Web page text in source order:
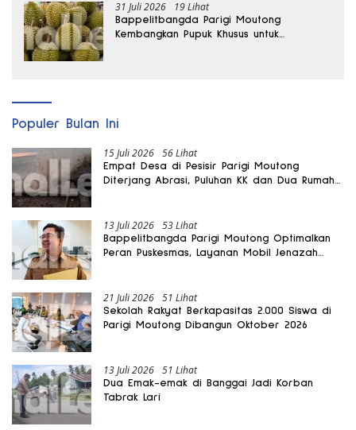
31 Juli 2026 19 Lihat
Bappelitbangda Parigi Moutong
Kembangkan Pupuk Khusus untuk
Populer Bulan Ini
15 Juli 2026 56 Lihat
Empat Desa di Pesisir Parigi Moutong
Diterjang Abrasi, Puluhan KK dan Dua Rumah
13 Juli 2026 53 Lihat
Bappelitbangda Parigi Moutong Optimalkan
Peran Puskesmas, Layanan Mobil Jenazah
21 Juli 2026 51 Lihat
Sekolah Rakyat Berkapasitas 2.000 Siswa di
Parigi Moutong Dibangun Oktober 2026
13 Juli 2026 51 Lihat
Dua Emak-emak di Banggai Jadi Korban
Tabrak Lari